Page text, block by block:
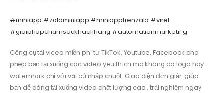
#miniapp #zalominiapp #miniapptrenzalo #viref
#giaiphapchamsockhachhang #automationmarketing
Công cụ tải video miễn phí từ TikTok, Youtube, Facebook cho
phép bạn tải xuống các video yêu thích mà không có logo hay
watermark chỉ với vài cú nhấp chuột. Giao diện đơn giản giúp
bạn dễ dàng tải xuống video chất lượng cao , trải nghiệm ngay